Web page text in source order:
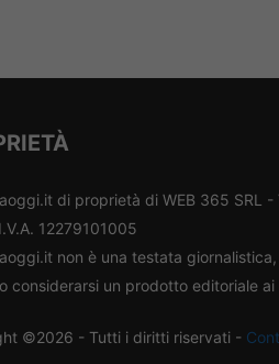
di proprietà di WEB 365 SRL
12279101005
non è una testata
considerarsi un prodotto editoriale
©2026 - Tutti i diritti riservati -